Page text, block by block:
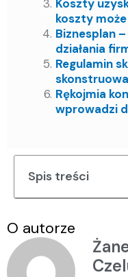
Koszty
koszty
Biznesplan
działania
Regulamin
Rękojmia
wprowadzi
Spis treści
O autorze